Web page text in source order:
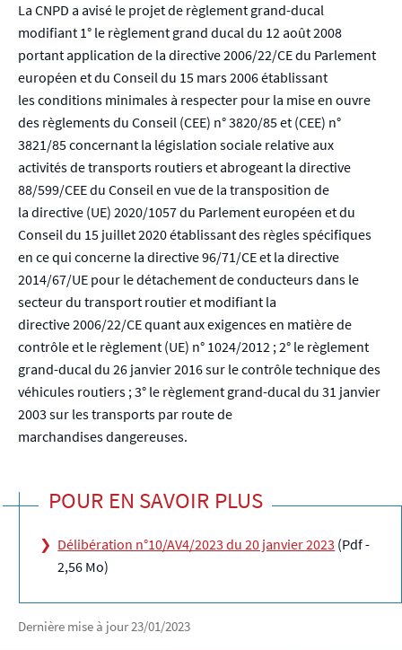
La CNPD a avisé le projet de règlement grand-ducal
modifiant 1° le règlement grand ducal du 12 août 2008
portant application de la directive 2006/22/CE du Parlement
européen et du Conseil du 15 mars 2006 établissant
lesconditions minimales à respecter pour la mise en ouvre
des règlements du Conseil (CEE) n° 3820/85 et (CEE) n°
3821/85 concernant la législation sociale relative aux
activités de transports routiers et abrogeant la directive
88/599/CEE du Conseil en vue de la transposition de
la directive (UE) 2020/1057 du Parlement européen et du
Conseil du 15 juillet 2020 établissant des règles spécifiques
en ce qui concerne la directive 96/71/CE et la directive
2014/67/UE pour le détachement de conducteurs dans le
secteur du transport routier et modifiant la
directive 2006/22/CE quant aux exigences en matière de
contrôle et le règlement (UE) n° 1024/2012 ; 2° le règlement
grand-ducal du 26 janvier 2016 sur le contrôle technique des
véhicules routiers ; 3° le règlement grand-ducal du 31 janvier
2003 sur les transports par route de
marchandisesdangereuses.
POUR EN SAVOIR PLUS
Délibération n°10/AV4/2023 du 20 janvier 2023 (Pdf -
2,56 Mo)
Dernière mise à jour23/01/2023